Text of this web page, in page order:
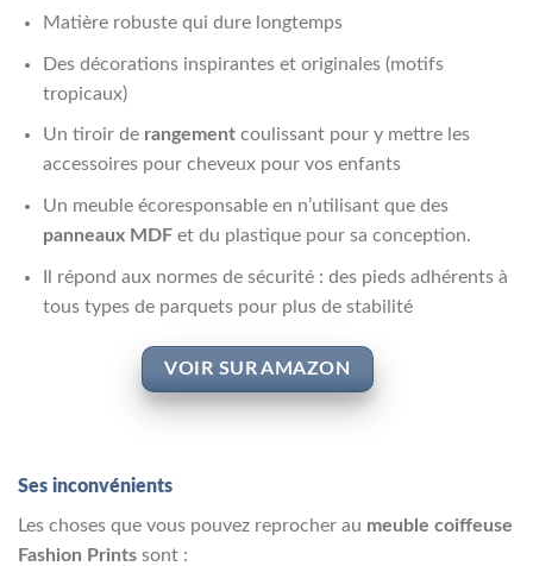
Matière robuste qui dure longtemps
Des décorations inspirantes et originales (motifs
tropicaux)
Un tiroir de rangement coulissant pour y mettre les
accessoires pour cheveux pour vos enfants
Un meuble écoresponsable en n’utilisant que des
panneaux MDFet du plastique pour sa conception.
Il répond aux normes de sécurité : des pieds adhérents à
tous types de parquets pour plus de stabilité
VOIR SUR AMAZON
Ses inconvénients
Les choses que vous pouvez reprocher au meuble coiffeuse
Fashion Prints sont :